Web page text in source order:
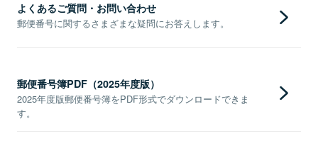
よくあるご質問・お問い合わせ
郵便番号に関するさまざまな疑問にお答えします。
郵便番号簿PDF（2025年度版）
2025年度版郵便番号簿をPDF形式でダウンロードできま
す。